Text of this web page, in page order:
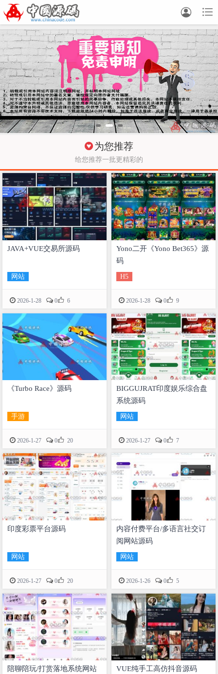


为您推荐
给您推荐一批更精彩的
正在为您加载新内容
JAVA+VUE交易所源码
网站
2026-1-28 0 6
Yono二开《Yono Bet365》源
码
H5
2026-1-28 0 9
《Turbo Race》源码
手游
2026-1-27 0 20
BIGGUJRAT印度娱乐综合盘
系统源码
网站
2026-1-27 0 7
印度彩票平台源码
网站
2026-1-27 0 20
内容付费平台/多语言社交订
阅网站源码
网站
2026-1-26 0 5
陪聊陪玩/打赏落地系统网站
VUE纯手工高仿抖音源码